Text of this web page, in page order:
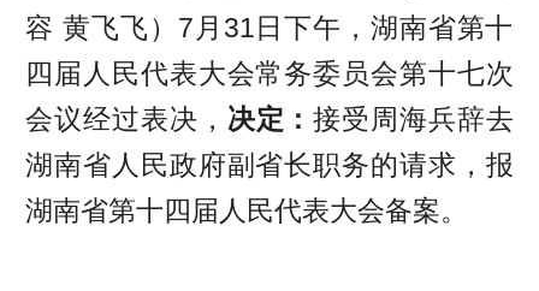
容 黄飞飞）7月31日下午，湖南省第十
四届人民代表大会常务委员会第十七次
会议经过表决， 决定：接受周海兵辞去
湖南省人民政府副省长职务的请求，报
湖南省第十四届人民代表大会备案。